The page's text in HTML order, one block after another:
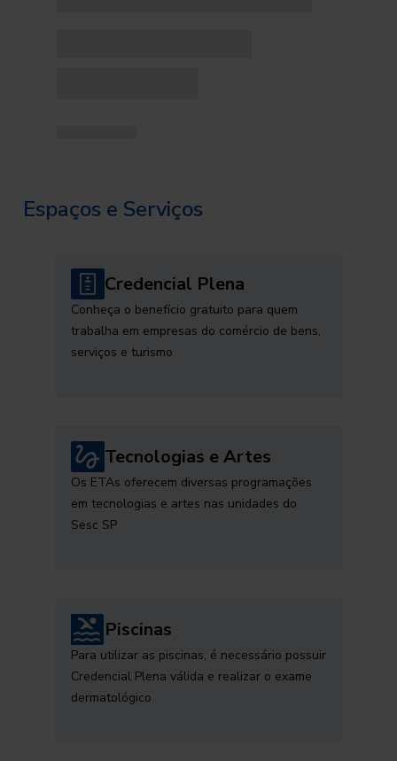
Espaços e Serviços
Credencial Plena
Conheça o benefício gratuito para quem
trabalha em empresas do comércio de bens,
serviços e turismo
Tecnologias e Artes
Os ETAs oferecem diversas programações
em tecnologias e artes nas unidades do
Sesc SP
Piscinas
Para utilizar as piscinas, é necessário possuir
Credencial Plena válida e realizar o exame
dermatológico